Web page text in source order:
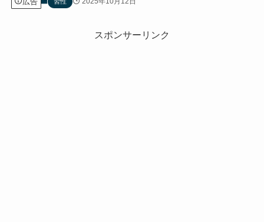
スポンサーリンク